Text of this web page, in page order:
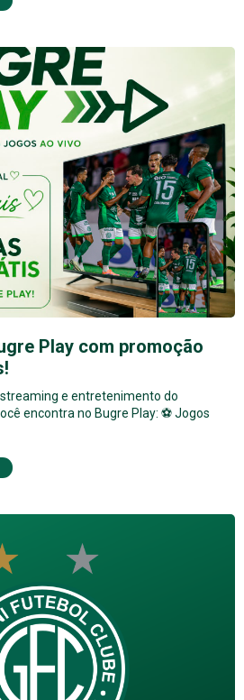
Play com promoção
e entretenimento do
encontra no Bugre Play: ⚽ Jogos